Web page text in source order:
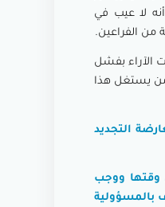
لا عيب في
من الفراعين.
الآراء بفشل
من يستغل هذا
التجديد
وقتها ووجب
بالمسؤولية